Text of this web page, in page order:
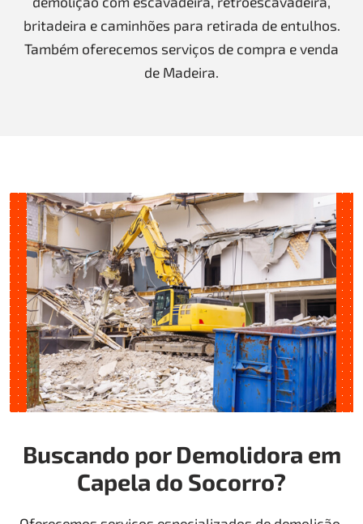
britadeira e caminhões para retirada de entulhos.
Também oferecemos serviços de compra e venda
de Madeira.
Buscando por Demolidora em
Capela do Socorro?